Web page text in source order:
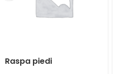
Raspa piedi